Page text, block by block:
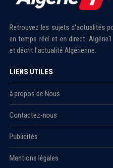
Retrouvez les sujets d'actualités
en temps réel et en direct.
et décrit l'actualité Algérienne.
LIENS UTILES
à propos de Nous
Contactez-nous
Publicités
Mentions légales